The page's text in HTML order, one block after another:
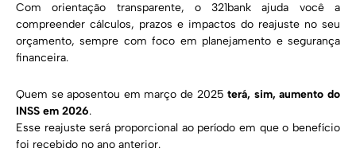
Com orientação transparente, o 321bank ajuda você a
compreender cálculos, prazos e impactos do reajuste no seu
orçamento, sempre com foco em planejamento e segurança
financeira.
Quem se aposentou em março de 2025terá, sim, aumento do
INSS em 2026.
Esse reajuste será proporcional ao período em que o benefício
foi recebido no ano anterior.